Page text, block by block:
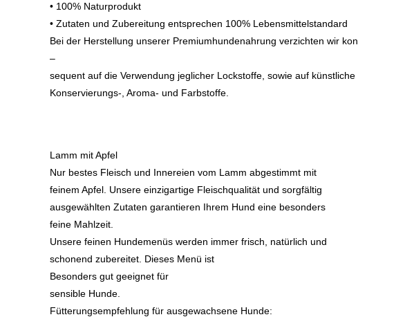
• 100% Naturprodukt
• Zutaten und Zubereitung entsprechen 100% Lebensmittelstandard
Bei der Herstellung unserer Premiumhundenahrung verzichten wir kon
–
sequent auf die Verwendung jeglicher Lockstoffe, sowie auf künstliche
Konservierungs-, Aroma- und Farbstoffe.
Lamm mit Apfel
Nur bestes Fleisch und Innereien vom Lamm abgestimmt mit
feinem Apfel. Unsere einzigartige Fleischqualität und sorgfältig
ausgewählten Zutaten garantieren Ihrem Hund eine besonders
feine Mahlzeit.
Unsere feinen Hundemenüs werden immer frisch, natürlich und
schonend zubereitet. Dieses Menü ist
Besonders gut geeignet für
sensible Hunde.
Fütterungsempfehlung für ausgewachsene Hunde: